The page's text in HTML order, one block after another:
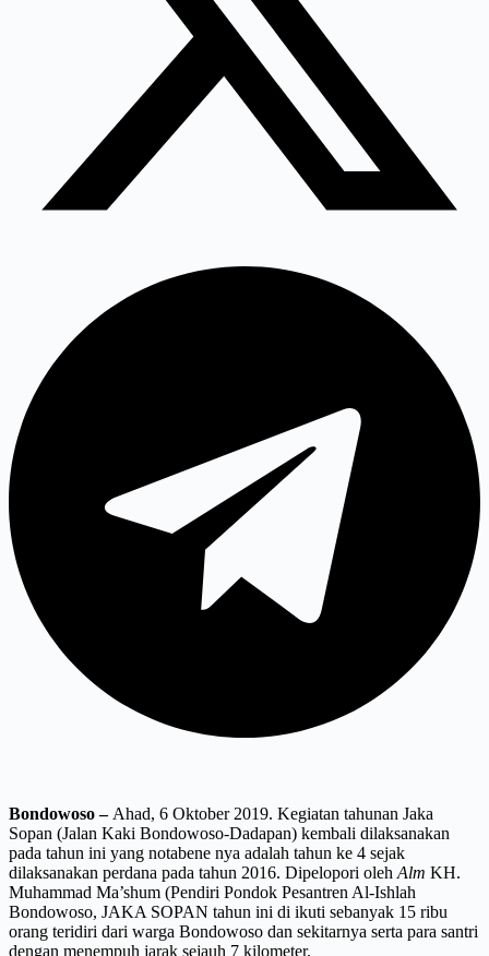
Bondowoso – Ahad, 6 Oktober 2019. Kegiatan tahunan Jaka
Sopan (Jalan Kaki Bondowoso-Dadapan) kembali dilaksanakan
pada tahun ini yang notabene nya adalah tahun ke 4 sejak
dilaksanakan perdana pada tahun 2016. Dipelopori oleh Alm KH.
Muhammad Ma’shum (Pendiri Pondok Pesantren Al-Ishlah
Bondowoso, JAKA SOPAN tahun ini di ikuti sebanyak 15 ribu
orang teridiri dari warga Bondowoso dan sekitarnya serta para santri
dengan menempuh jarak sejauh 7 kilometer.